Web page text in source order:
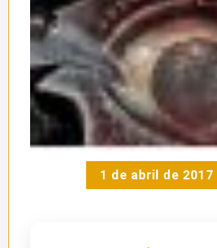
1 de abril de 2017